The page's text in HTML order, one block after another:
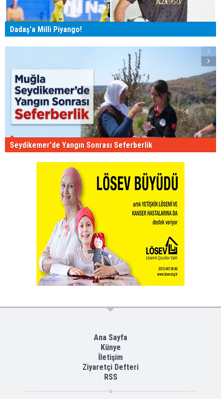
Dadaş'a Milli Piyango!
Seydikemer'de Yangın Sonrası Seferberlik
Ana Sayfa
Künye
İletişim
Ziyaretçi Defteri
RSS